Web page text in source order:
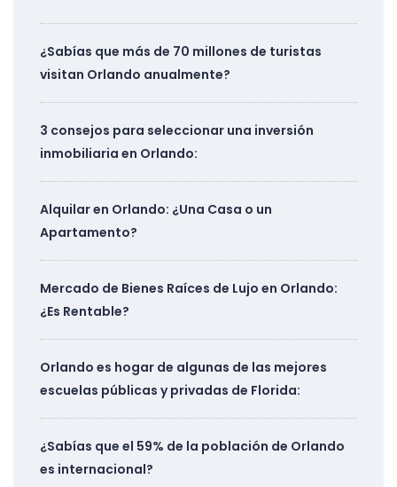
¿Sabías que más de 70 millones de turistas
visitan Orlando anualmente?
3 consejos para seleccionar una inversión
inmobiliaria en Orlando:
Alquilar en Orlando: ¿Una Casa o un
Apartamento?
Mercado de Bienes Raíces de Lujo en Orlando:
¿Es Rentable?
Orlando es hogar de algunas de las mejores
escuelas públicas y privadas de Florida:
¿Sabías que el 59% de la población de Orlando
es internacional?